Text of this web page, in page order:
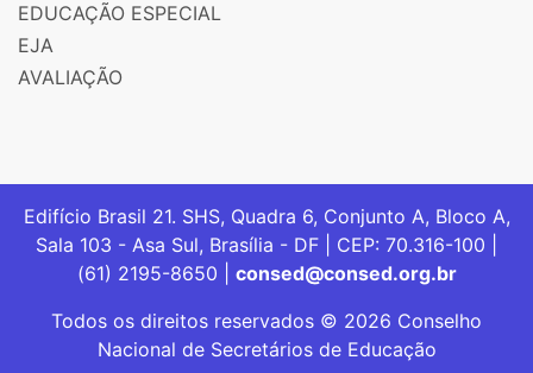
EDUCAÇÃO ESPECIAL
EJA
AVALIAÇÃO
Edifício Brasil 21. SHS, Quadra 6, Conjunto A, Bloco A,
Sala 103 - Asa Sul, Brasília - DF | CEP: 70.316-100 |
(61) 2195-8650 | consed@consed.org.br
Todos os direitos reservados © 2026 Conselho
Nacional de Secretários de Educação